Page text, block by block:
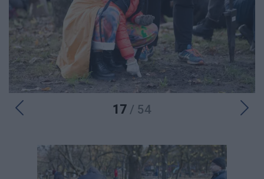
17 / 54